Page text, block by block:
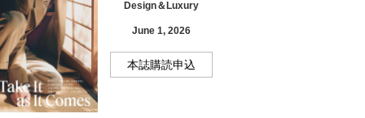
Design＆Luxury
June 1, 2026
本誌購読申込